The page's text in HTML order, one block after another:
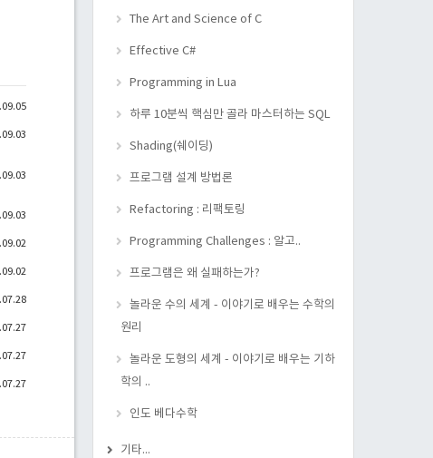
The Art and Science of C
Effective C#
Programming in Lua
하루 10분씩 핵심만 골라 마스터하는 SQL
Shading(쉐이딩)
프로그램 설계 방법론
Refactoring : 리팩토링
Programming Challenges : 알고..
프로그램은 왜 실패하는가?
놀라운 수의 세계 - 이야기로 배우는 수학의
원리
놀라운 도형의 세계 - 이야기로 배우는 기하
학의 ..
인도 베다수학
기타...